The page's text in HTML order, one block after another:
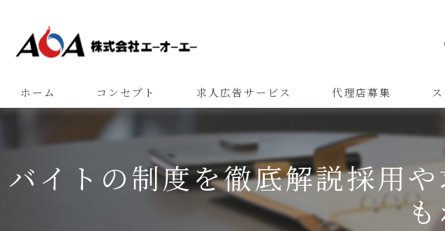
ホーム コンセプト 求人広告サービス 代理店募集
バイトの制度を徹底解説採用
も